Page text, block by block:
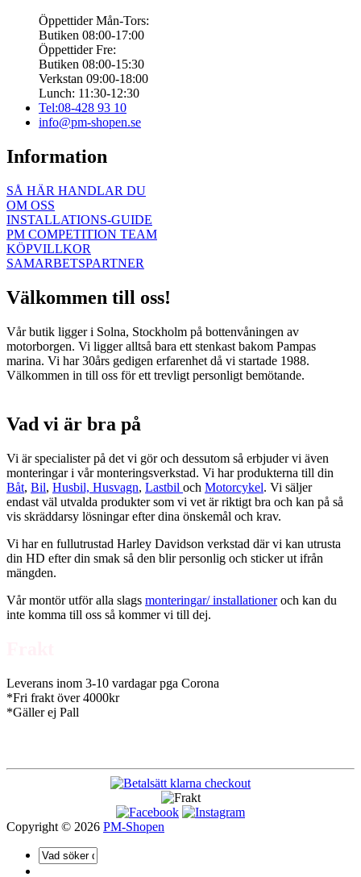
Öppettider Mån-Tors:
Butiken 08:00-17:00
Öppettider Fre:
Butiken 08:00-15:30
Verkstan 09:00-18:00
Lunch: 11:30-12:30
Tel:08-428 93 10
info@pm-shopen.se
Information
SÅ HÄR HANDLAR DU
OM OSS
INSTALLATIONS-GUIDE
PM COMPETITION TEAM
KÖPVILLKOR
SAMARBETSPARTNER
Välkommen till oss!
Vår butik ligger i Solna, Stockholm på bottenvåningen av
motorborgen. Vi ligger alltså bara ett stenkast bakom Pampas
marina. Vi har 30års gedigen erfarenhet då vi startade 1988.
Välkommen in till oss för ett trevligt personligt bemötande.
Vad vi är bra på
Vi är specialister på det vi gör och dessutom så erbjuder vi även
monteringar i vår monteringsverkstad. Vi har produkterna till din
Båt, Bil, Husbil, Husvagn, Lastbil och Motorcykel. Vi säljer
endast väl utvalda produkter som vi vet är riktigt bra och kan på så
vis skräddarsy lösningar efter dina önskemål och krav.
Vi har en fullutrustad Harley Davidson verkstad där vi kan utrusta
din HD efter din smak så den blir personlig och sticker ut ifrån
mängden.
Vår montör utför alla slags monteringar/ installationeroch kan du
inte komma till oss så kommer vi till dej.
Leverans inom 3-10 vardagar pga Corona
*Fri frakt över 4000kr
*Gäller ej Pall
Copyright © 2026 PM-Shopen